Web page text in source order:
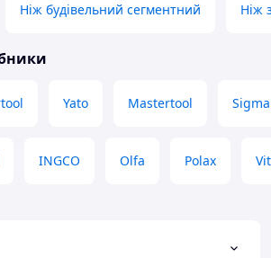
Ніж будівельний сегментний Ніж
Yato Mastertool Sigma
INGCO Olfa Polax